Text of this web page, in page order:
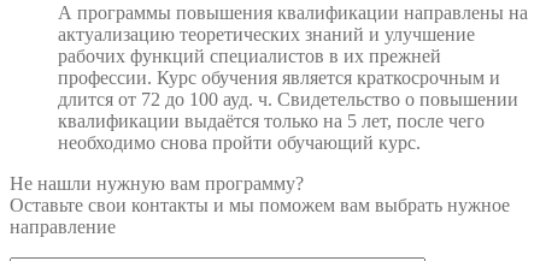
А программы повышения квалификации направлены на
актуализацию теоретических знаний и улучшение
рабочих функций специалистов в их прежней
профессии. Курс обучения является краткосрочным и
длится от 72 до 100 ауд. ч. Свидетельство о повышении
квалификации выдаётся только на 5 лет, после чего
необходимо снова пройти обучающий курс.
Не нашли нужную вам программу?
Оставьте свои контакты и мы поможем вам выбрать нужное
направление